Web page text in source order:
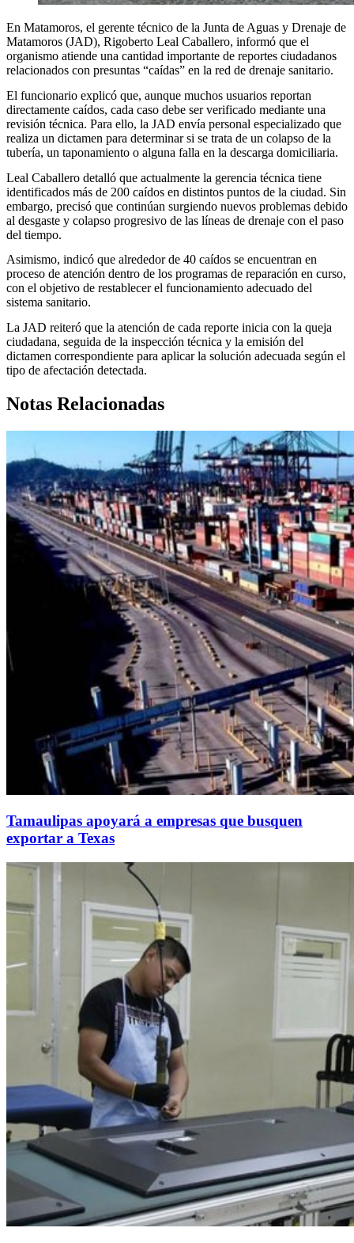
En Matamoros, el gerente técnico de la Junta de Aguas y Drenaje de
Matamoros (JAD), Rigoberto Leal Caballero, informó que el
organismo atiende una cantidad importante de reportes ciudadanos
relacionados con presuntas “caídas” en la red de drenaje sanitario.
El funcionario explicó que, aunque muchos usuarios reportan
directamente caídos, cada caso debe ser verificado mediante una
revisión técnica. Para ello, la JAD envía personal especializado que
realiza un dictamen para determinar si se trata de un colapso de la
tubería, un taponamiento o alguna falla en la descarga domiciliaria.
Leal Caballero detalló que actualmente la gerencia técnica tiene
identificados más de 200 caídos en distintos puntos de la ciudad. Sin
embargo, precisó que continúan surgiendo nuevos problemas debido
al desgaste y colapso progresivo de las líneas de drenaje con el paso
del tiempo.
Asimismo, indicó que alrededor de 40 caídos se encuentran en
proceso de atención dentro de los programas de reparación en curso,
con el objetivo de restablecer el funcionamiento adecuado del
sistema sanitario.
La JAD reiteró que la atención de cada reporte inicia con la queja
ciudadana, seguida de la inspección técnica y la emisión del
dictamen correspondiente para aplicar la solución adecuada según el
tipo de afectación detectada.
Notas Relacionadas
Tamaulipas apoyará a empresas que busquen
exportar a Texas